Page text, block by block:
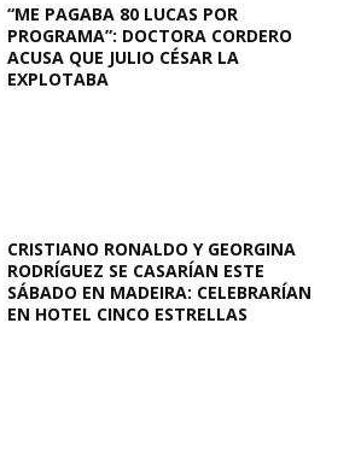
“ME PAGABA 80 LUCAS POR
PROGRAMA”: DOCTORA CORDERO
ACUSA QUE JULIO CÉSAR LA
EXPLOTABA
CRISTIANO RONALDO Y GEORGINA
RODRÍGUEZ SE CASARÍAN ESTE
SÁBADO EN MADEIRA: CELEBRARÍAN
EN HOTEL CINCO ESTRELLAS